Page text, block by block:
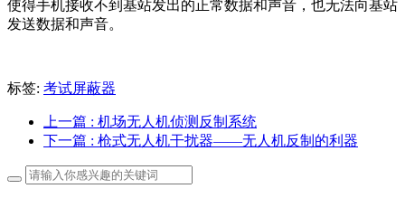
使得手机接收不到基站发出的正常数据和声音，也无法向基站
发送数据和声音。
标签: 考试屏蔽器
上一篇 : 机场无人机侦测反制系统
下一篇 : 枪式无人机干扰器——无人机反制的利器